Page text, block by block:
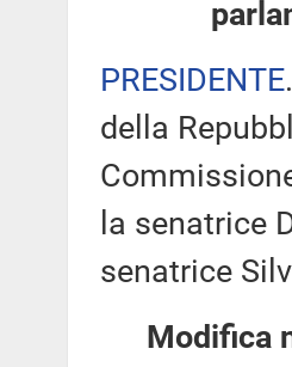
PRESIDENTE
della
la senatrice
senatrice
Modifica